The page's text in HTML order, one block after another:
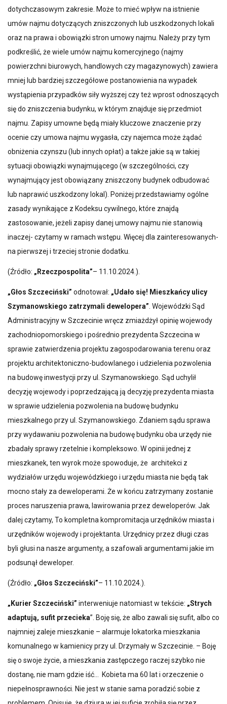
dotychczasowym zakresie. Może to mieć wpływ na istnienie
umów najmu dotyczących zniszczonych lub uszkodzonych lokali
oraz na prawa i obowiązki stron umowy najmu. Należy przy tym
podkreślić, że wiele umów najmu komercyjnego (najmy
powierzchni biurowych, handlowych czy magazynowych) zawiera
mniej lub bardziej szczegółowe postanowienia na wypadek
wystąpienia przypadków siły wyższej czy też wprost odnoszących
się do zniszczenia budynku, w którym znajduje się przedmiot
najmu. Zapisy umowne będą miały kluczowe znaczenie przy
ocenie czy umowa najmu wygasła, czy najemca może żądać
obniżenia czynszu (lub innych opłat) a także jakie są w takiej
sytuacji obowiązki wynajmującego (w szczególności, czy
wynajmujący jest obowiązany zniszczony budynek odbudować
lub naprawić uszkodzony lokal). Poniżej przedstawiamy ogólne
zasady wynikające z Kodeksu cywilnego, które znajdą
zastosowanie, jeżeli zapisy danej umowy najmu nie stanowią
inaczej- czytamy w ramach wstępu. Więcej dla zainteresowanych-
na pierwszej i trzeciej stronie dodatku.
(Źródło: „Rzeczpospolita”– 11.10.2024.).
„Głos Szczeciński” odnotował: „Udało się! Mieszkańcy ulicy
Szymanowskiego zatrzymali dewelopera” . Wojewódzki Sąd
Administracyjny w Szczecinie wręcz zmiażdżył opinię wojewody
zachodniopomorskiego i pośrednio prezydenta Szczecina w
sprawie zatwierdzenia projektu zagospodarowania terenu oraz
projektu architektoniczno-budowlanego i udzielenia pozwolenia
na budowę inwestycji przy ul. Szymanowskiego. Sąd uchylił
decyzję wojewody i poprzedzającą ją decyzję prezydenta miasta
w sprawie udzielenia pozwolenia na budowę budynku
mieszkalnego przy ul. Szymanowskiego. Zdaniem sądu sprawa
przy wydawaniu pozwolenia na budowę budynku oba urzędy nie
zbadały sprawy rzetelnie i kompleksowo. W opinii jednej z
mieszkanek, ten wyrok może spowoduje, że architekci z
wydziałów urzędu wojewódzkiego i urzędu miasta nie będą tak
mocno stały za deweloperami. Że w końcu zatrzymany zostanie
proces naruszenia prawa, lawirowania przez deweloperów. Jak
dalej czytamy, To kompletna kompromitacja urzędników miasta i
urzędników wojewody i projektanta. Urzędnicy przez długi czas
byli głusi na nasze argumenty, a szafowali argumentami jakie im
podsunął deweloper.
(Źródło: „Głos Szczeciński”– 11.10.2024.).
„Kurier Szczeciński” interweniuje natomiast w tekście: „Strych
adaptują, sufit przecieka”. Boję się, że albo zawali się sufit, albo co
najmniej zaleje mieszkanie – alarmuje lokatorka mieszkania
komunalnego w kamienicy przy ul. Drzymały w Szczecinie. – Boję
się o swoje życie, a mieszkania zastępczego raczej szybko nie
dostanę, nie mam gdzie iść… Kobieta ma 60 lat i orzeczenie o
niepełnosprawności. Nie jest w stanie sama poradzić sobie z